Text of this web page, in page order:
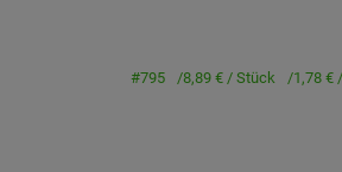
#795 8,89 € / Stück 1,78 €